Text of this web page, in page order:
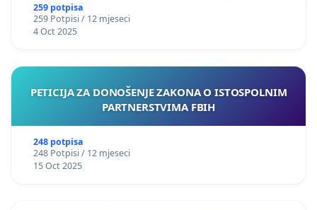
259 potpisa
259 Potpisi / 12 mjeseci
4 Oct 2025
PETICIJA ZA DONOŠENJE ZAKONA O ISTOSPOLNIM
PARTNERSTVIMA FBIH
248 potpisa
248 Potpisi / 12 mjeseci
15 Oct 2025